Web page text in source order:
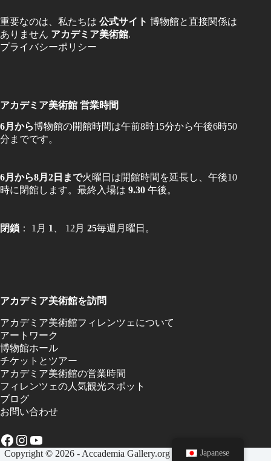
重要なのは、私たちは 公式サイト 博物館と直接関係は
ありません アカデミア美術館.
プライバシーポリシー
アカデミア美術館 営業時間
6月から博物館の開館時間は午前8時15分から午後6時50
分までです。
6月から8月2日まで火曜日は開館時間を延長し、午後10
時に閉館します。最終入場は 9.30 午後。
閉鎖 ： 1月 1 、 12月 25毎週月曜日。
アカデミア美術館を訪問
アカデミア美術館フィレンツェについて
アートワーク
博物館ホール
チケットとツアー
アカデミア美術館の営業時間
フィレンツェの人気観光スポット
ブログ
お問い合わせ
Facebook
Instagram
YouTube
Copyright © 2026 - Accademia Gallery.org | プライバシー
Japanese